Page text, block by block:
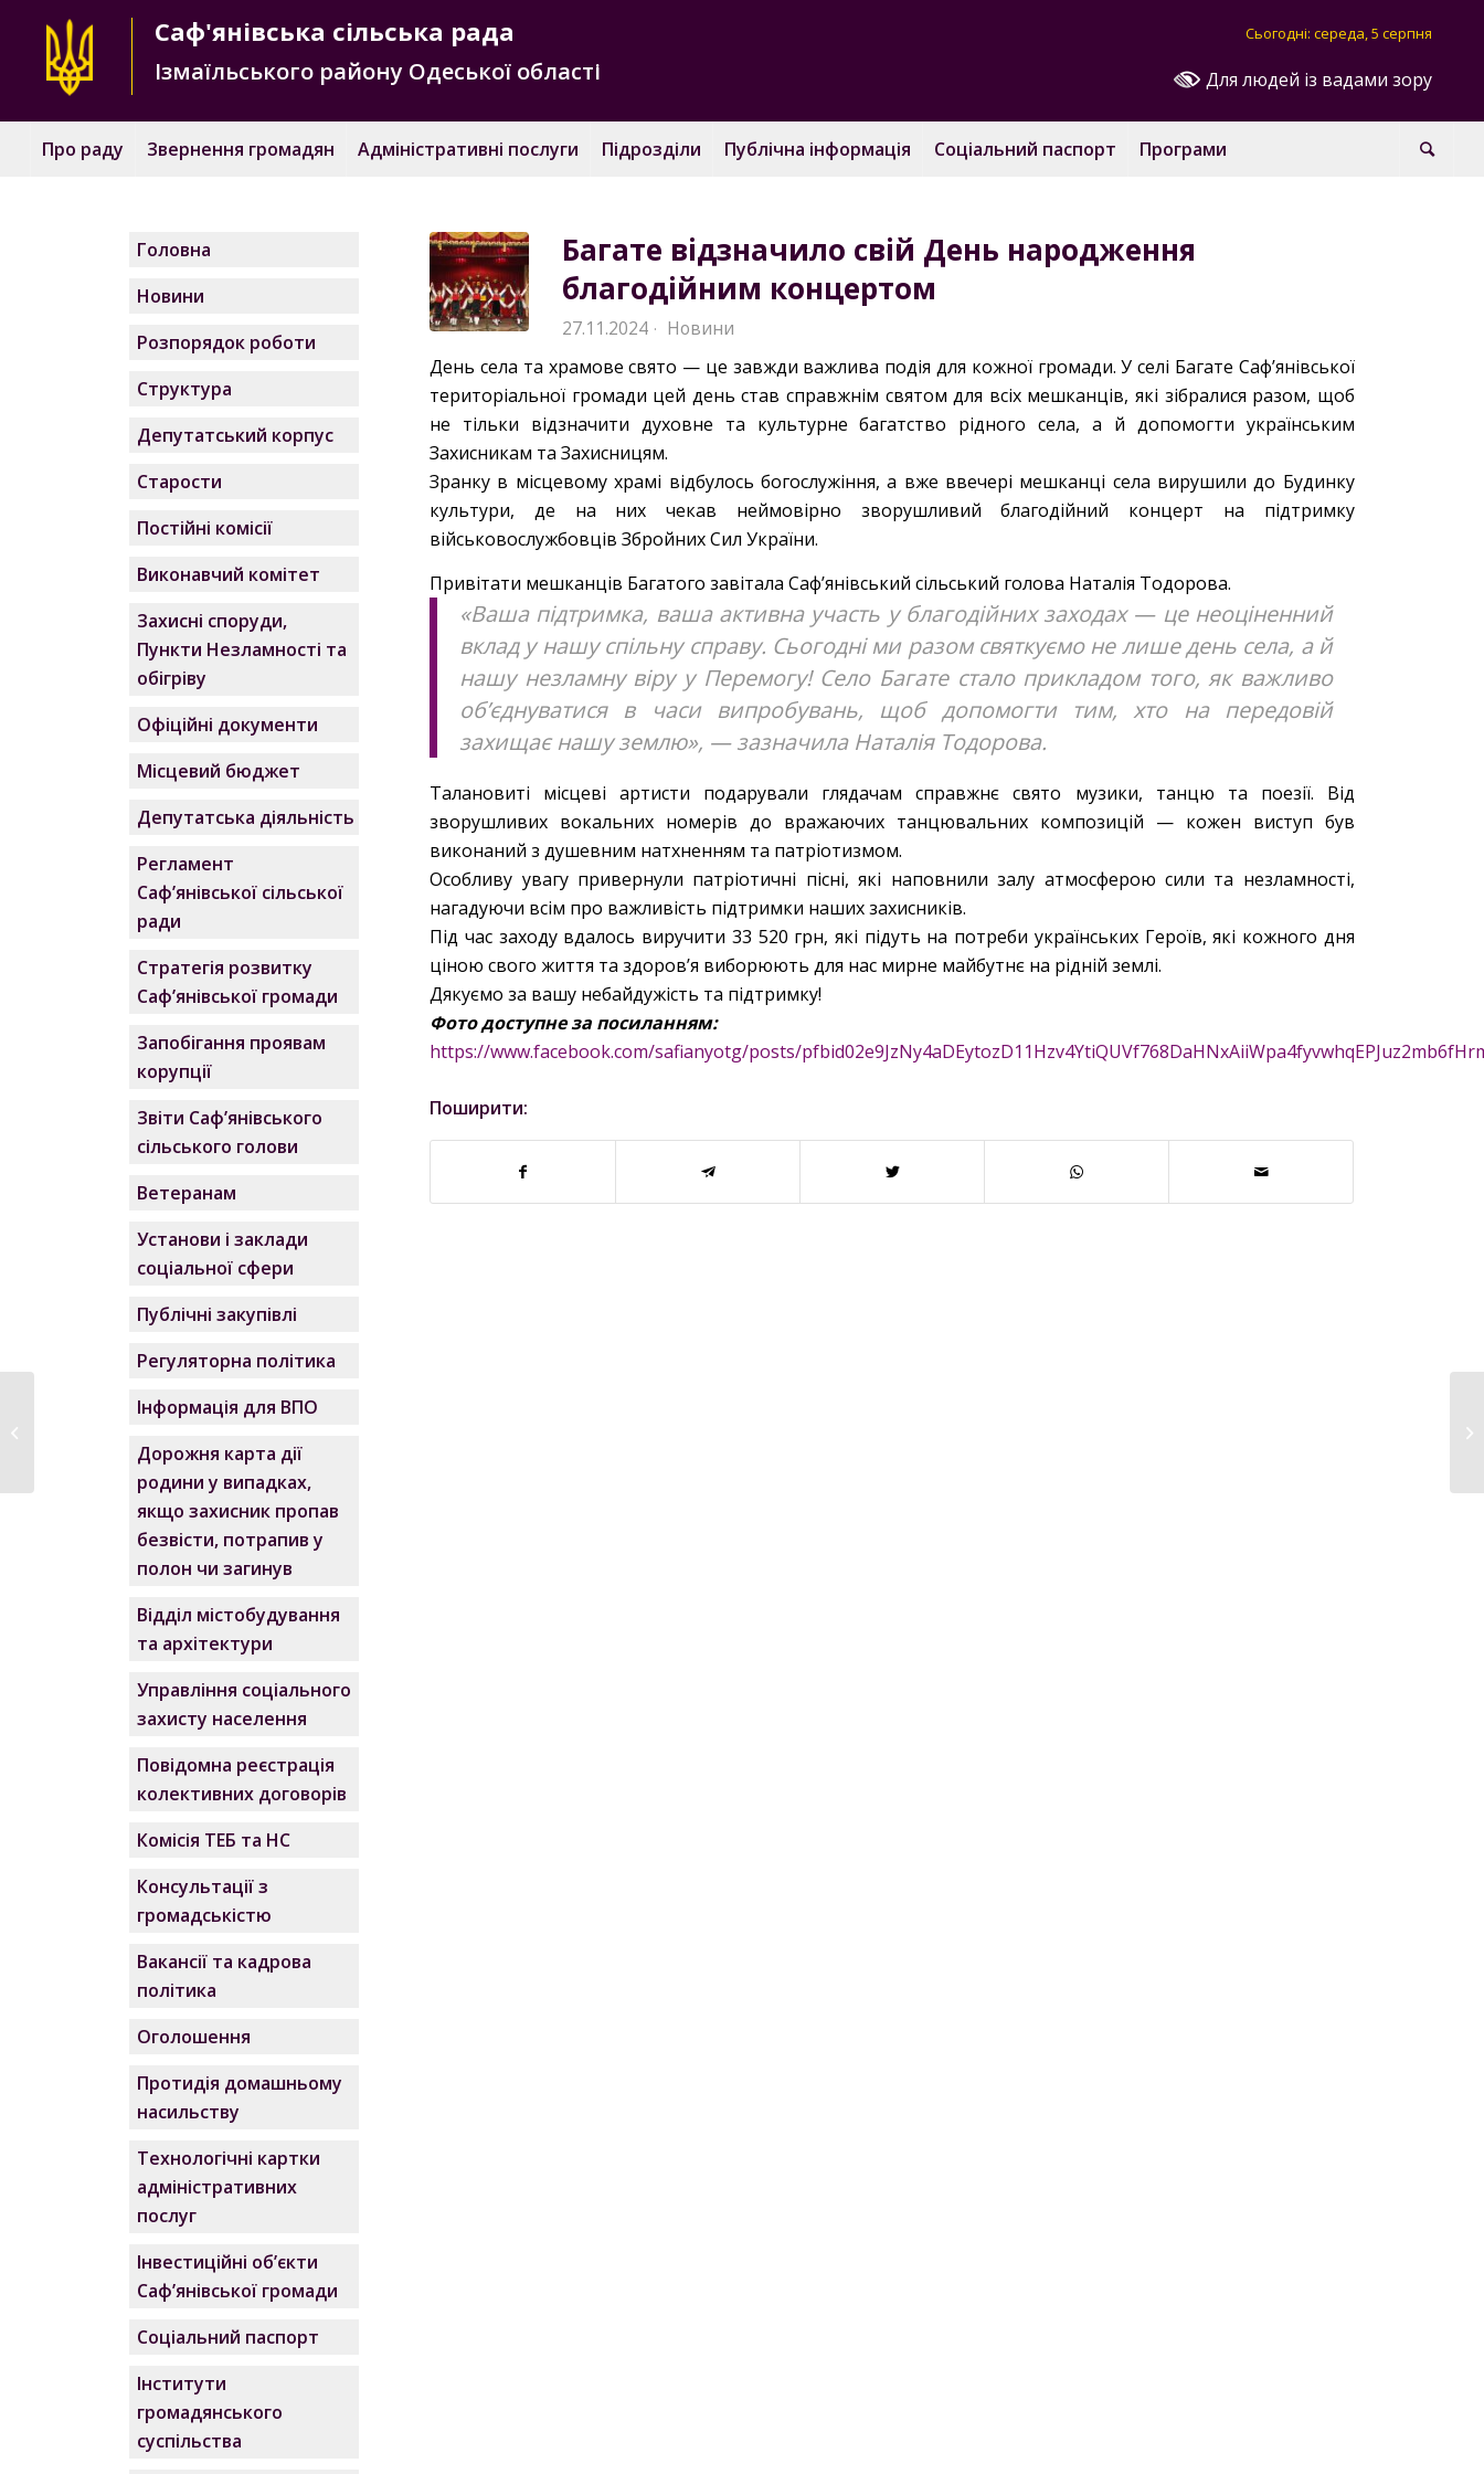
Для людей із вадами зору
Сьогодні: середа, 5 серпня
Саф'янівська сільська рада
Ізмаїльського району Одеської області
Про раду Звернення громадян Адміністративні послуги Підрозділи Публічна інформація Соціальний паспорт Програми
Багате відзначило свій День народження
благодійним концертом
27.11.2024 · Новини
День села та храмове свято — це завжди важлива подія для кожної громади. У селі Багате Саф’янівської
територіальної громади цей день став справжнім святом для всіх мешканців, які зібралися разом, щоб
не тільки відзначити духовне та культурне багатство рідного села, а й допомогти українським
Захисникам та Захисницям.
Зранку в місцевому храмі відбулось богослужіння, а вже ввечері мешканці села вирушили до Будинку
культури, де на них чекав неймовірно зворушливий благодійний концерт на підтримку
військовослужбовців Збройних Сил України.
Привітати мешканців Багатого завітала Саф’янівський сільський голова Наталія Тодорова.
«Ваша підтримка, ваша активна участь у благодійних заходах — це неоціненний
вклад у нашу спільну справу. Сьогодні ми разом святкуємо не лише день села, а й
нашу незламну віру у Перемогу! Село Багате стало прикладом того, як важливо
об’єднуватися в часи випробувань, щоб допомогти тим, хто на передовій
захищає нашу землю», — зазначила Наталія Тодорова.
Талановиті місцеві артисти подарували глядачам справжнє свято музики, танцю та поезії. Від
зворушливих вокальних номерів до вражаючих танцювальних композицій — кожен виступ був
виконаний з душевним натхненням та патріотизмом.
Особливу увагу привернули патріотичні пісні, які наповнили залу атмосферою сили та незламності,
нагадуючи всім про важливість підтримки наших захисників.
Під час заходу вдалось виручити 33 520 грн, які підуть на потреби українських Героїв, які кожного дня
ціною свого життя та здоров’я виборюють для нас мирне майбутнє на рідній землі.
Дякуємо за вашу небайдужість та підтримку!
Фото доступне за посиланням:
https://www.facebook.com/safianyotg/posts/
Поширити:
Головна
Новини
Розпорядок роботи
Структура
Депутатський корпус
Старости
Постійні комісії
Виконавчий комітет
Захисні споруди,
Пункти Незламності та
обігріву
Офіційні документи
Місцевий бюджет
Депутатська діяльність
Регламент
Саф’янівської сільської
ради
Стратегія розвитку
Саф’янівської громади
Запобігання проявам
корупції
Звіти Саф’янівського
сільського голови
Ветеранам
Установи і заклади
соціальної сфери
Публічні закупівлі
Регуляторна політика
Інформація для ВПО
Дорожня карта дії
родини у випадках,
якщо захисник пропав
безвісти, потрапив у
полон чи загинув
Відділ містобудування
та архітектури
Управління соціального
захисту населення
Повідомна реєстрація
колективних договорів
Комісія ТЕБ та НС
Консультації з
громадськістю
Вакансії та кадрова
політика
Оголошення
Протидія домашньому
насильству
Технологічні картки
адміністративних
послуг
Інвестиційні об’єкти
Саф’янівської громади
Соціальний паспорт
Інститути
громадянського
суспільства
Засідання постійної
депутатської комісії...